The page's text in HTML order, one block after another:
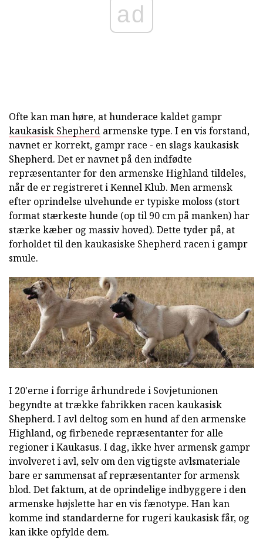
ad
Ofte kan man høre, at hunderace kaldet gampr
kaukasisk Shepherd armenske type. I en vis forstand,
navnet er korrekt, gampr race - en slags kaukasisk
Shepherd. Det er navnet på den indfødte
repræsentanter for den armenske Highland tildeles,
når de er registreret i Kennel Klub. Men armensk
efter oprindelse ulvehunde er typiske moloss (stort
format stærkeste hunde (op til 90 cm på manken) har
stærke kæber og massiv hoved). Dette tyder på, at
forholdet til den kaukasiske Shepherd racen i gampr
smule.
I 20'erne i forrige århundrede i Sovjetunionen
begyndte at trække fabrikken racen kaukasisk
Shepherd. I avl deltog som en hund af den armenske
Highland, og firbenede repræsentanter for alle
regioner i Kaukasus. I dag, ikke hver armensk gampr
involveret i avl, selv om den vigtigste avlsmateriale
bare er sammensat af repræsentanter for armensk
blod. Det faktum, at de oprindelige indbyggere i den
armenske højslette har en vis fænotype. Han kan
komme ind standarderne for rugeri kaukasisk får, og
kan ikke opfylde dem.